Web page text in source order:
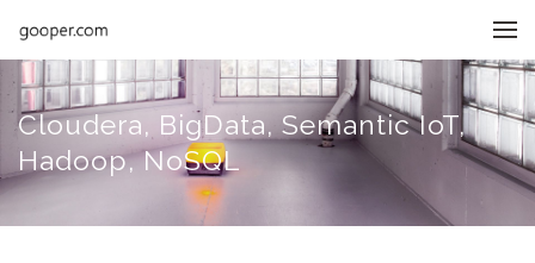
Cloudera, BigData, Semantic IoT,
Hadoop, NoSQL